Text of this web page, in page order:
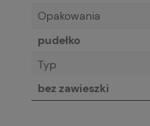
Opakowania
pudełko
Typ
bez zawieszki